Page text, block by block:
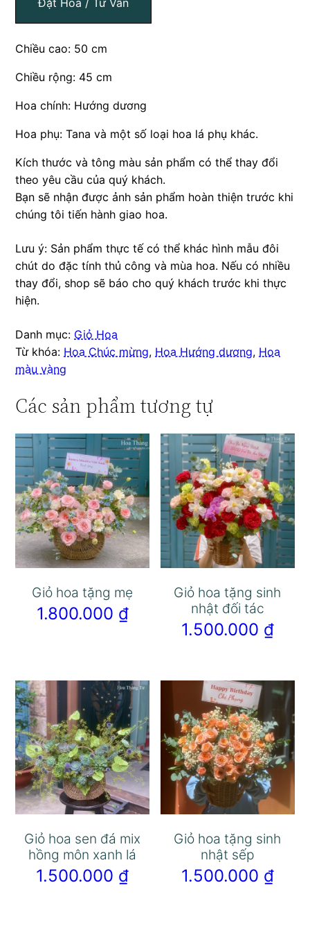
Đặt Hoa / Tư Vấn
Chiều cao: 50 cm
Chiều rộng: 45 cm
Hoa chính: Hướng dương
Hoa phụ: Tana và một số loại hoa lá phụ khác.
Kích thước và tông màu sản phẩm có thể thay đổi
theo yêu cầu của quý khách.
Bạn sẽ nhận được ảnh sản phẩm hoàn thiện trước khi
chúng tôi tiến hành giao hoa.
Lưu ý: Sản phẩm thực tế có thể khác hình mẫu đôi
chút do đặc tính thủ công và mùa hoa. Nếu có nhiều
thay đổi, shop sẽ báo cho quý khách trước khi thực
hiện.
Danh mục: Giỏ Hoa
Từ khóa: Hoa Chúc mừng, Hoa Hướng dương, Hoa
màu vàng
Các sản phẩm tương tự
Giỏ hoa tặng mẹ
1.800.000 ₫
Giỏ hoa tặng sinh
nhật đối tác
1.500.000 ₫
Giỏ hoa sen đá mix
hồng môn xanh lá
1.500.000 ₫
Giỏ hoa tặng sinh
nhật sếp
1.500.000 ₫